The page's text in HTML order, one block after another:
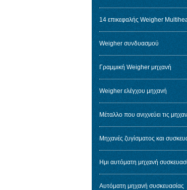
14 επικεφαλής Weigher
Weigher συνδυασμού
Γραμμική Weigher μηχανή
Weigher ελέγχου μηχανή
Μέταλλο που ανιχνεύει τις
Μηχανές ζυγίσματος και
Ημι αυτόματη μηχανή
Αυτόματη μηχανή συσκευασίας